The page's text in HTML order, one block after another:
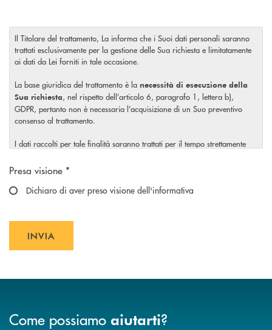
Il Titolare del trattamento, La informa che i Suoi dati personali saranno
trattati esclusivamente per la gestione delle Sua richiesta e limitatamente
ai dati da Lei forniti in tale occasione.
La base giuridica del trattamento è la necessità di esecuzione della
Sua richiesta, nel rispetto dell’articolo 6, paragrafo 1, lettera b),
GDPR, pertanto non è necessaria l’acquisizione di un Suo preventivo
consenso al trattamento.
I dati raccolti per tale finalità saranno trattati per il tempo strettamente
visionare l’informativa completa sul trattamento dei Suoi dati
Scegliere un'opzione
Presa visione *
Dichiaro di aver preso visione dell'informativa
INVIA
Come possiamo aiutarti?